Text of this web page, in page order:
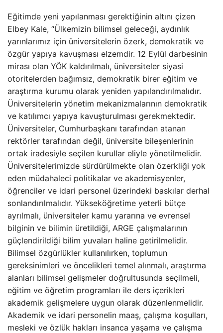
Eğitimde yeni yapılanması gerektiğinin altını çizen
Elbey Kale, “Ülkemizin bilimsel geleceği, aydınlık
yarınlarımız için üniversitelerin özerk, demokratik ve
özgür yapıya kavuşması elzemdir. 12 Eylül darbesinin
mirası olan YÖK kaldırılmalı, üniversiteler siyasi
otoritelerden bağımsız, demokratik birer eğitim ve
araştırma kurumu olarak yeniden yapılandırılmalıdır.
Üniversitelerin yönetim mekanizmalarının demokratik
ve katılımcı yapıya kavuşturulması gerekmektedir.
Üniversiteler, Cumhurbaşkanı tarafından atanan
rektörler tarafından değil, üniversite bileşenlerinin
ortak iradesiyle seçilen kurullar eliyle yönetilmelidir.
Üniversitelerimizde sürdürülmekte olan özerkliği yok
eden müdahaleci politikalar ve akademisyenler,
öğrenciler ve idari personel üzerindeki baskılar derhal
sonlandırılmalıdır. Yükseköğretime yeterli bütçe
ayrılmalı, üniversiteler kamu yararına ve evrensel
bilginin ve bilimin üretildiği, ARGE çalışmalarının
güçlendirildiği bilim yuvaları haline getirilmelidir.
Bilimsel özgürlükler kullanılırken, toplumun
gereksinimleri ve öncelikleri temel alınmalı, araştırma
alanları bilimsel gelişmeler doğrultusunda seçilmeli,
eğitim ve öğretim programları ile ders içerikleri
akademik gelişmelere uygun olarak düzenlenmelidir.
Akademik ve idari personelin maaş, çalışma koşulları,
mesleki ve özlük hakları insanca yaşama ve çalışma